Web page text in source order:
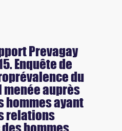
Prevagay
Enquête de
du
menée auprès
hommes ayant
relations